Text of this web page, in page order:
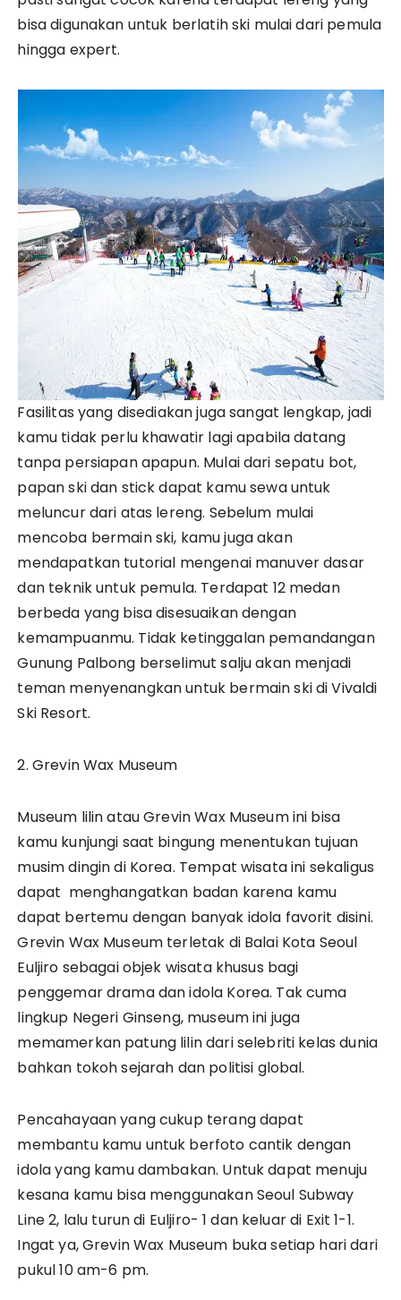
bisa digunakan untuk berlatih ski mulai dari pemula
hingga expert.
Fasilitas yang disediakan juga sangat lengkap, jadi
kamu tidak perlu khawatir lagi apabila datang
tanpa persiapan apapun. Mulai dari sepatu bot,
papan ski dan stick dapat kamu sewa untuk
meluncur dari atas lereng. Sebelum mulai
mencoba bermain ski, kamu juga akan
mendapatkan tutorial mengenai manuver dasar
dan teknik untuk pemula. Terdapat 12 medan
berbeda yang bisa disesuaikan dengan
kemampuanmu. Tidak ketinggalan pemandangan
Gunung Palbong berselimut salju akan menjadi
teman menyenangkan untuk bermain ski di Vivaldi
Ski Resort.
2. Grevin Wax Museum
Museum lilin atau Grevin Wax Museum ini bisa
kamu kunjungi saat bingung menentukan tujuan
musim dingin di Korea. Tempat wisata ini sekaligus
dapat menghangatkan badan karena kamu
dapat bertemu dengan banyak idola favorit disini.
Grevin Wax Museum terletak di Balai Kota Seoul
Euljiro sebagai objek wisata khusus bagi
penggemar drama dan idola Korea. Tak cuma
lingkup Negeri Ginseng, museum ini juga
memamerkan patung lilin dari selebriti kelas dunia
bahkan tokoh sejarah dan politisi global.
Pencahayaan yang cukup terang dapat
membantu kamu untuk berfoto cantik dengan
idola yang kamu dambakan. Untuk dapat menuju
kesana kamu bisa menggunakan Seoul Subway
Line 2, lalu turun di Euljiro- 1 dan keluar di Exit 1-1.
Ingat ya, Grevin Wax Museum buka setiap hari dari
pukul 10 am-6 pm.